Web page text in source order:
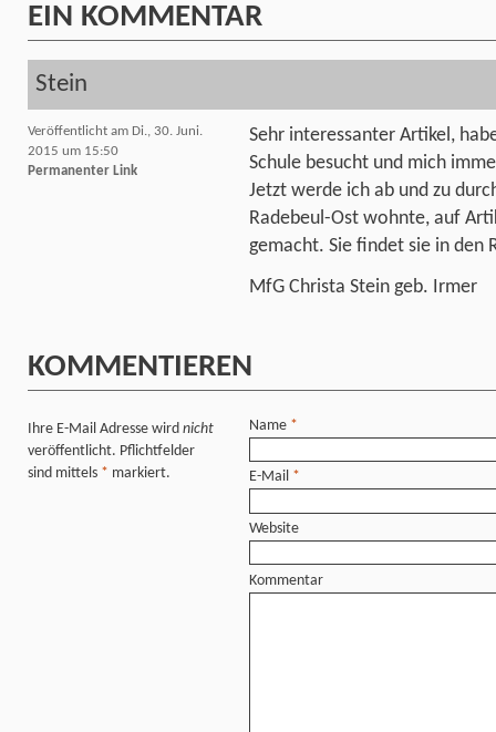
EIN KOMMENTAR
Stein
Veröffentlicht am Di., 30. Juni.
2015 um 15:50
Permanenter Link
Sehr interessanter Artikel,
Schule besucht und mich
Jetzt werde ich ab und zu
Radebeul-Ost wohnte, auf
gemacht. Sie findet sie in den
MfG Christa Stein geb. Irmer
KOMMENTIEREN
Ihre E-Mail Adresse wird nicht
veröffentlicht. Pflichtfelder
sind mittels * markiert.
Name *
E-Mail *
Website
Kommentar